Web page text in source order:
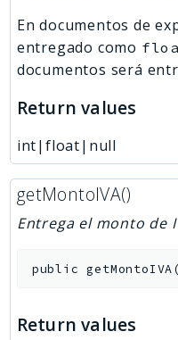
En documentos de
entregado como
documentos será
Return values
int|float|null
getMontoIVA()
Entrega el monto de
public getMontoIVA(
Return values